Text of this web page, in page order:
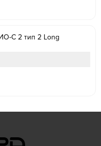
С 2 тип 2 Long